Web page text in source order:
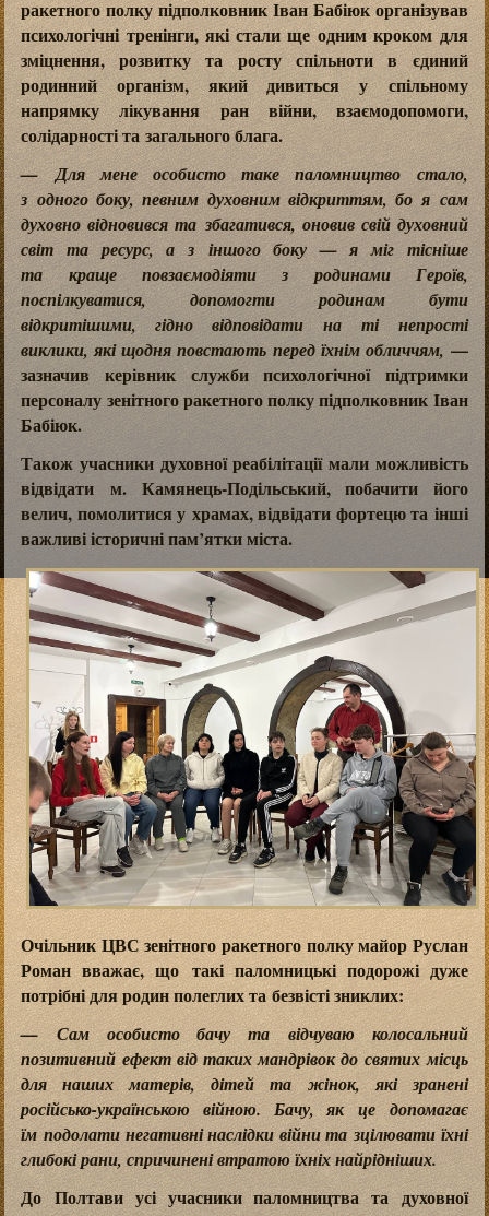
ракетного полку підполковник Іван Бабіюк організував
психологічні тренінги, які стали ще одним кроком для
зміцнення, розвитку та росту спільноти в єдиний
родинний організм, який дивиться у спільному
напрямку лікування ран війни, взаємодопомоги,
солідарності та загального блага.
— Для мене особисто таке паломництво стало,
з одного боку, певним духовним відкриттям, бо я сам
духовно відновився та збагатився, оновив свій духовний
світ та ресурс, а з іншого боку — я міг тісніше
та краще повзаємодіяти з родинами Героїв,
поспілкуватися, допомогти родинам бути
відкритішими, гідно відповідати на ті непрості
виклики, які щодня повстають перед їхнім обличчям, —
зазначив керівник служби психологічної підтримки
персоналу зенітного ракетного полку підполковник Іван
Бабіюк.
Також учасники духовної реабілітації мали можливість
відвідати м. Камянець-Подільський, побачити його
велич, помолитися у храмах, відвідати фортецю та інші
важливі історичні пам’ятки міста.
Очільник ЦВС зенітного ракетного полку майор Руслан
Роман вважає, що такі паломницькі подорожі дуже
потрібні для родин полеглих та безвісті зниклих:
— Сам особисто бачу та відчуваю колосальний
позитивний ефект від таких мандрівок до святих місць
для наших матерів, дітей та жінок, які зранені
російсько-українською війною. Бачу, як це допомагає
їм подолати негативні наслідки війни та зцілювати їхні
глибокі рани, спричинені втратою їхніх найрідніших.
До Полтави усі учасники паломництва та духовної